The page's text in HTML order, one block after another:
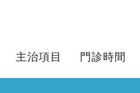
主治項目 門診時間